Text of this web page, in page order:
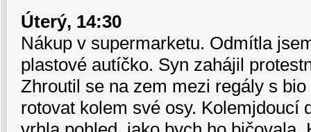
Úterý, 14:30
Nákup v supermarketu. Odmítla
plastové autíčko. Syn zahájil
Zhroutil se na zem mezi regály s
rotovat kolem své osy. Kolemjdoucí